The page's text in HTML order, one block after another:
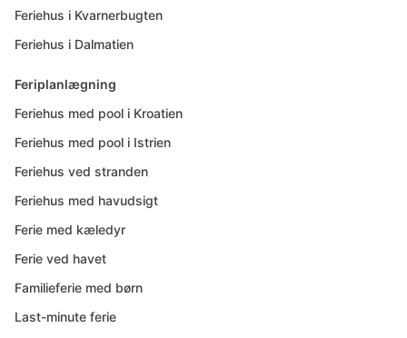
Feriehus i Kvarnerbugten
Feriehus i Dalmatien
Feriplanlægning
Feriehus med pool i Kroatien
Feriehus med pool i Istrien
Feriehus ved stranden
Feriehus med havudsigt
Ferie med kæledyr
Ferie ved havet
Familieferie med børn
Last-minute ferie